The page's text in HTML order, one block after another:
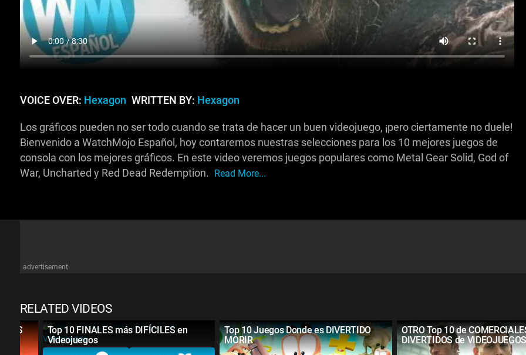
VOICE OVER: Hexagon WRITTEN BY: Hexagon
Los gráficos pueden no ser todo cuando se trata de hacer un buen videojuego, ¡pero ciertamente no duele!
Bienvenido a WatchMojo Español, hoy contaremos nuestras selecciones para los 10 mejores juegos de
consola con los mejores gráficos. En este video veremos juegos populares como Metal Gear Solid, God of
War, Uncharted y Red Dead Redemption.
Read More...
advertisement
RELATED VIDEOS
Top 10 FINALES más DIFÍCILES en
Videojuegos
Top 10 Juegos Donde es DIVERTIDO
MORIR
OTRO Top 10 de
DIVERTIDOS de